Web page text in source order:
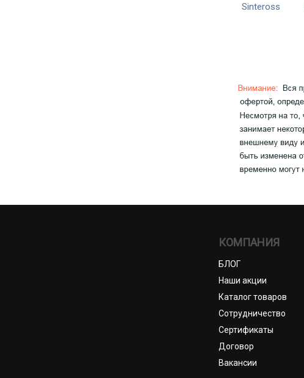
Sinteross
КОМПАНИЯ
БЛОГ
Наши акции
Каталог товаров
Сотрудничество
Сертификаты
Договор
Вакансии